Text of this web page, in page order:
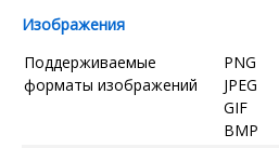
Изображения
Поддерживаемые
форматы изображений
PNG
JPEG
GIF
BMP